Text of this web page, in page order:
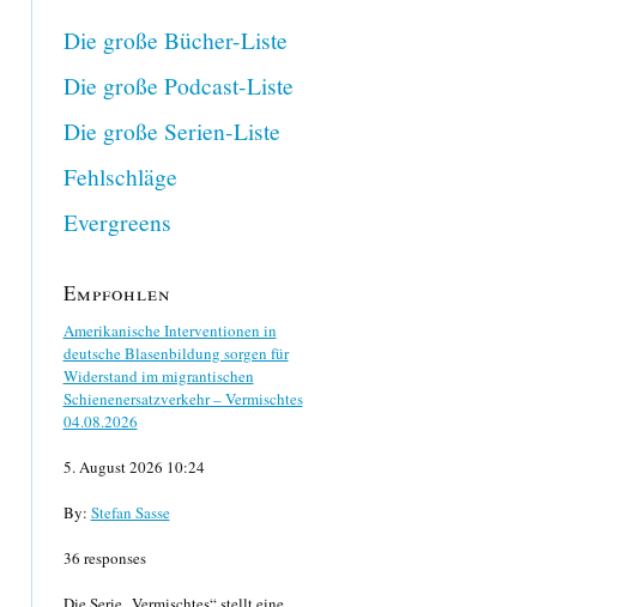
Die große Bücher-Liste
Die große Podcast-Liste
Die große Serien-Liste
Fehlschläge
Evergreens
Empfohlen
Amerikanische Interventionen in
deutsche Blasenbildung sorgen für
Widerstand im migrantischen
Schienenersatzverkehr – Vermischtes
04.08.2026
5. August 2026 10:24
By: Stefan Sasse
36 responses